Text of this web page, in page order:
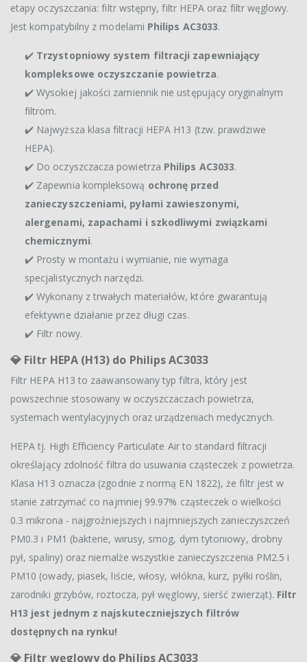
etapy oczyszczania: filtr wstępny, filtr HEPA oraz filtr węglowy.
Jest kompatybilny z modelami Philips AC3033.
✔️ Trzystopniowy system filtracji zapewniający
kompleksowe oczyszczanie powietrza.
✔️ Wysokiej jakości zamiennik nie ustępujący oryginalnym
filtrom.
✔️ Najwyższa klasa filtracji HEPA H13 (tzw. prawdziwe
HEPA).
✔️ Do oczyszczacza powietrza Philips AC3033.
✔️ Zapewnia kompleksową ochronę przed
zanieczyszczeniami, pyłami zawieszonymi,
alergenami, zapachami i szkodliwymi związkami
chemicznymi.
✔️ Prosty w montażu i wymianie, nie wymaga
specjalistycznych narzędzi.
✔️ Wykonany z trwałych materiałów, które gwarantują
efektywne działanie przez długi czas.
✔️ Filtr nowy.
💎 Filtr HEPA (H13) do Philips AC3033
Filtr HEPA H13 to zaawansowany typ filtra, który jest
powszechnie stosowany w oczyszczaczach powietrza,
systemach wentylacyjnych oraz urządzeniach medycznych.
HEPA tj. High Efficiency Particulate Air to standard filtracji
określający zdolność filtra do usuwania cząsteczek z powietrza.
Klasa H13 oznacza (zgodnie z normą EN 1822), że filtr jest w
stanie zatrzymać co najmniej 99.97% cząsteczek o wielkości
0.3 mikrona - najgroźniejszych i najmniejszych zanieczyszczeń
PM0.3 i PM1 (bakterie, wirusy, smog, dym tytoniowy, drobny
pył, spaliny) oraz niemalże wszystkie zanieczyszczenia PM2.5 i
PM10 (owady, piasek, liście, włosy, włókna, kurz, pyłki roślin,
zarodniki grzybów, roztocza, pył węglowy, sierść zwierząt). Filtr
H13 jest jednym z najskuteczniejszych filtrów
dostępnych na rynku!
💎 Filtr węglowy do Philips AC3033